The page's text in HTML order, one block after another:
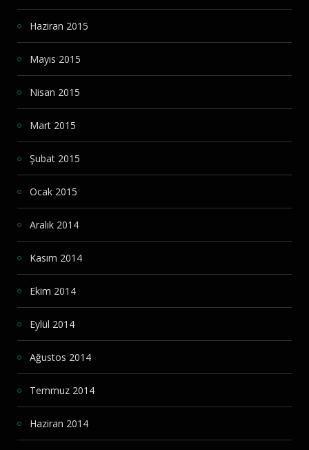
Haziran 2015
Mayıs 2015
Nisan 2015
Mart 2015
Şubat 2015
Ocak 2015
Aralık 2014
Kasım 2014
Ekim 2014
Eylül 2014
Ağustos 2014
Temmuz 2014
Haziran 2014